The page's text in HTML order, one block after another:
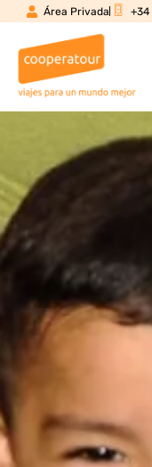
Área Privada +34